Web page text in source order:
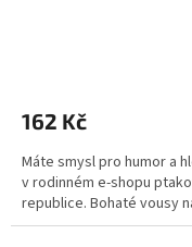
je
z
5
hvězdiček.
162 Kč
Máte smysl pro humor a
v rodinném e-shopu
republice. Bohaté vousy